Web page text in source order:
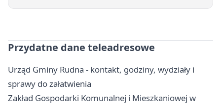
Przydatne dane teleadresowe
Urząd Gminy Rudna - kontakt, godziny, wydziały i
sprawy do załatwienia
Zakład Gospodarki Komunalnej i Mieszkaniowej w